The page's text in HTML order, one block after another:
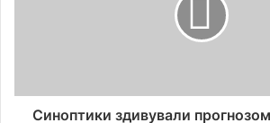
Синоптики здивували